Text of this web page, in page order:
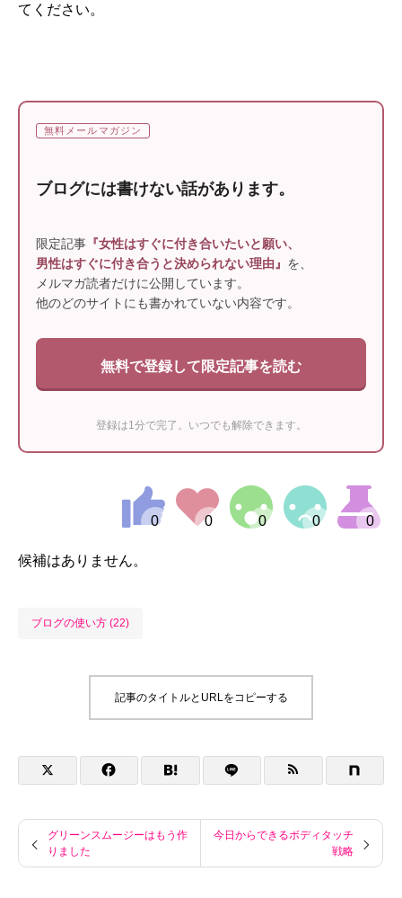
てください。
無料メールマガジン
ブログには書けない話があります。
限定記事 『女性はすぐに付き合いたいと願い、
男性はすぐに付き合うと決められない理由』 を、
メルマガ読者だけに公開しています。
他のどのサイトにも書かれていない内容です。
無料で登録して限定記事を読む
登録は1分で完了。いつでも解除できます。
候補はありません。
ブログの使い方 (22)
記事のタイトルとURLをコピーする
グリーンスムージーはもう作
りました
今日からできるボディタッチ
戦略